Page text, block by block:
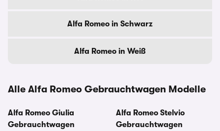
Alfa Romeo in Schwarz
Alfa Romeo in Weiß
Alle Alfa Romeo Gebrauchtwagen Modelle
Alfa Romeo Giulia
Gebrauchtwagen
Alfa Romeo Stelvio
Gebrauchtwagen